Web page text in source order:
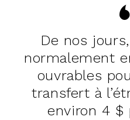
De nos
normalement
ouvrables
transfert à
environ 4 $